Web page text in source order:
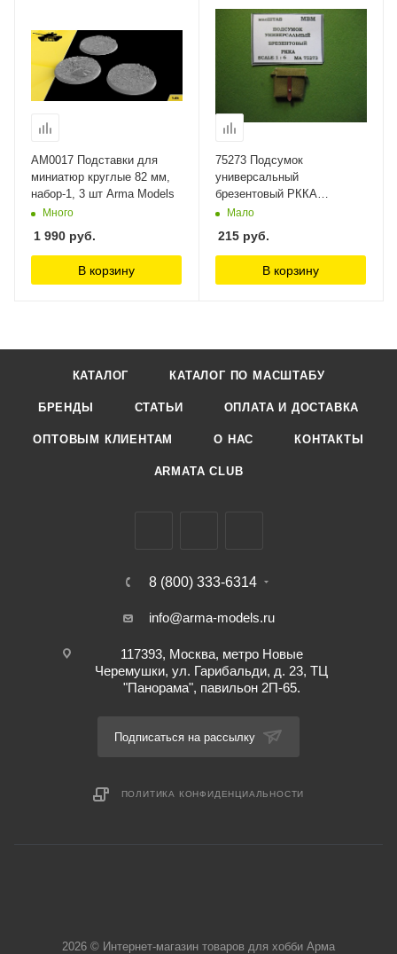
AM0017 Подставки для
миниатюр круглые 82 мм,
набор-1, 3 шт Arma Models
Много
1 990 руб.
В корзину
75273 Подсумок
универсальный
брезентовый РККА
масШТАБ
Мало
215 руб.
В корзину
КАТАЛОГ КАТАЛОГ ПО МАСШТАБУ
БРЕНДЫ СТАТЬИ ОПЛАТА И ДОСТАВКА
ОПТОВЫМ КЛИЕНТАМ О НАС КОНТАКТЫ
ARMATA CLUB
8 (800) 333-6314
info@arma-models.ru
117393, Москва, метро Новые
Черемушки, ул. Гарибальди, д. 23, ТЦ
"Панорама", павильон 2П-65.
Подписаться на рассылку
ПОЛИТИКА КОНФИДЕНЦИАЛЬНОСТИ
2026 © Интернет-магазин товаров для хобби Арма